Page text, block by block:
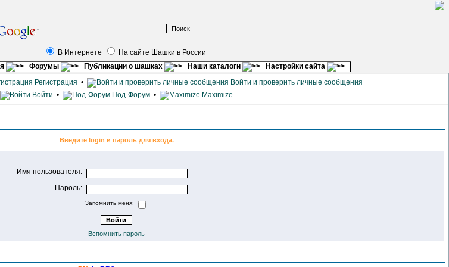
В Интернете
На сайте Шашки в России
Форумы Публикации о шашках Наши каталоги Настройки сайта
Регистрация •
Войти и проверить личные сообщения
Войти • Под-Форум • Maximize
Введите login и пароль для входа.
Имя пользователя:
Пароль:
Запомнить меня:
Вспомнить пароль